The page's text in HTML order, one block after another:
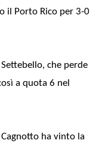
il Porto Rico per 3-0
che perde
a quota 6 nel
ha vinto la